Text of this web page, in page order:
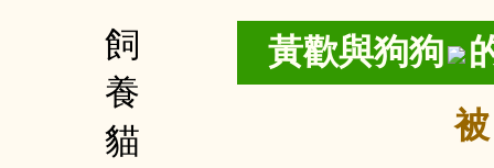
飼
養
貓
黃歡與狗狗